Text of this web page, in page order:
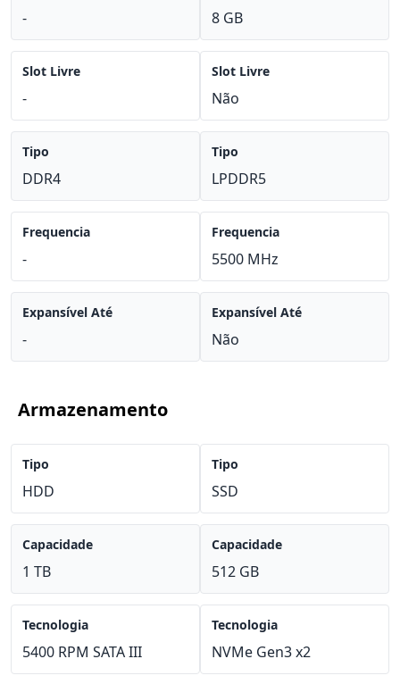
-
Slot Livre
-
Tipo
DDR4
Frequencia
-
Expansível Até
-
8 GB
Slot Livre
Não
Tipo
LPDDR5
Frequencia
5500 MHz
Expansível Até
Não
Armazenamento
Tipo
HDD
Capacidade
1 TB
Tecnologia
5400 RPM SATA III
Tipo
SSD
Capacidade
512 GB
Tecnologia
NVMe Gen3 x2